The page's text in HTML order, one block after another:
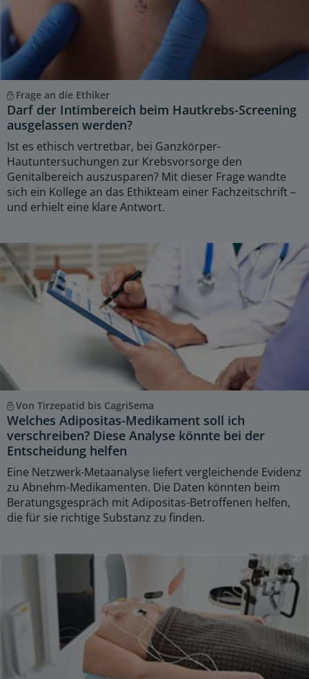
Frage an die Ethiker
Darf der Intimbereich beim Hautkrebs-Screening
ausgelassen werden?
Ist es ethisch vertretbar, bei Ganzkörper-
Hautuntersuchungen zur Krebsvorsorge den
Genitalbereich auszusparen? Mit dieser Frage wandte
sich ein Kollege an das Ethikteam einer Fachzeitschrift –
und erhielt eine klare Antwort.
Von Tirzepatid bis CagriSema
Welches Adipositas-Medikament soll ich
verschreiben? Diese Analyse könnte bei der
Entscheidung helfen
Eine Netzwerk-Metaanalyse liefert vergleichende Evidenz
zu Abnehm-Medikamenten. Die Daten könnten beim
Beratungsgespräch mit Adipositas-Betroffenen helfen,
die für sie richtige Substanz zu finden.